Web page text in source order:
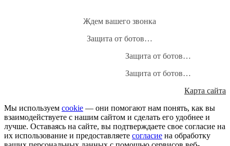
Ждем вашего звонка
Защита от ботов…
Защита от ботов…
Защита от ботов…
Карта сайта
Мы используем cookie — они помогают нам понять, как вы
взаимодействуете с нашим сайтом и сделать его удобнее и
лучше. Оставаясь на сайте, вы подтверждаете свое согласие на
их использование и предоставляете согласие на обработку